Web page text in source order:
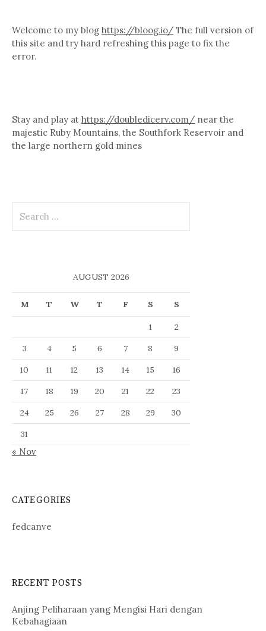
Welcome to my blog https://bloog.io/ The full version of
this site and try hard refreshing this page to fix the
error.
Stay and play at https://doubledicerv.com/ near the
majestic Ruby Mountains, the Southfork Reservoir and
the large northern gold mines
for:
AUGUST 2026
M T W T F S S
1
2
3
4 5 6 7 8
9
10
11 12 13 14 15
16
17
18 19 20 21 22
23
24
25 26 27 28 29
30
31
« Nov
CATEGORIES
fedcanve
RECENT POSTS
Anjing Peliharaan yang Mengisi Hari dengan
Kebahagiaan